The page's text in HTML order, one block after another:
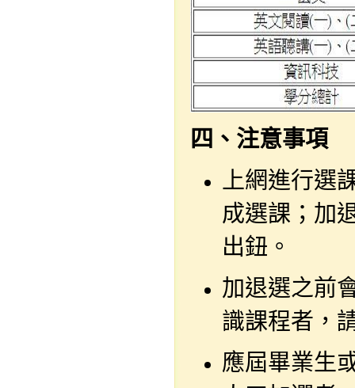
四、注意事項
上網進行選
成選課；加
出鈕。
加退選之前
識課程者，
應屆畢業生